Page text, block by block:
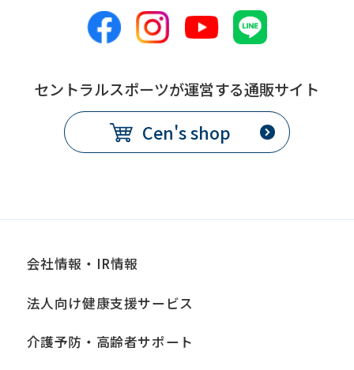
understand
this
using
the
service.
セントラルスポーツが運営する通販サイト
Cen's shop
会社情報・IR情報
法人向け健康支援サービス
介護予防・高齢者サポート